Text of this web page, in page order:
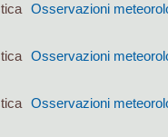
Osservazioni
Osservazioni
Osservazioni